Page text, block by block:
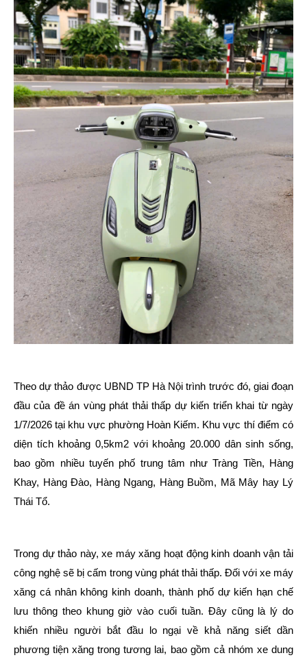
Theo dự thảo được UBND TP Hà Nội trình trước đó, giai đoạn
đầu của đề án vùng phát thải thấp dự kiến triển khai từ ngày
1/7/2026 tại khu vực phường Hoàn Kiếm. Khu vực thí điểm có
diện tích khoảng 0,5km2 với khoảng 20.000 dân sinh sống,
bao gồm nhiều tuyến phố trung tâm như Tràng Tiền, Hàng
Khay, Hàng Đào, Hàng Ngang, Hàng Buồm, Mã Mây hay Lý
Thái Tổ.
Trong dự thảo này, xe máy xăng hoạt động kinh doanh vận tải
công nghệ sẽ bị cấm trong vùng phát thải thấp. Đối với xe máy
xăng cá nhân không kinh doanh, thành phố dự kiến hạn chế
lưu thông theo khung giờ vào cuối tuần. Đây cũng là lý do
khiến nhiều người bắt đầu lo ngại về khả năng siết dần
phương tiện xăng trong tương lai, bao gồm cả nhóm xe dung